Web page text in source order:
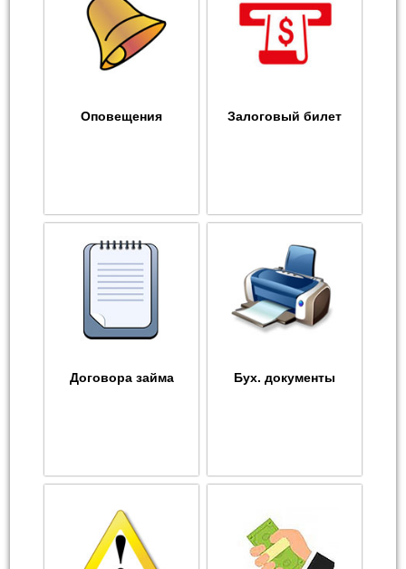
Оповещения Залоговый билет
Договора займа Бух. документы